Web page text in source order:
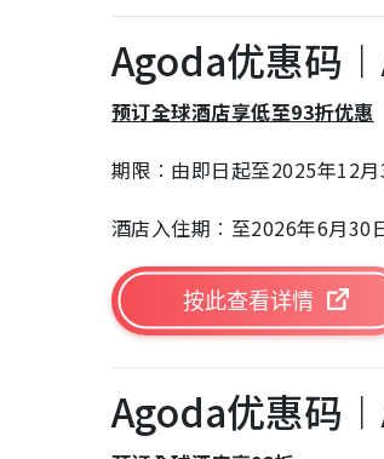
Agoda优惠码
预订全球酒店享低至93折优惠
期限︰由即日起至2025年12月
酒店入住期︰至2026年6月30
按此查看详情
Agoda优惠码